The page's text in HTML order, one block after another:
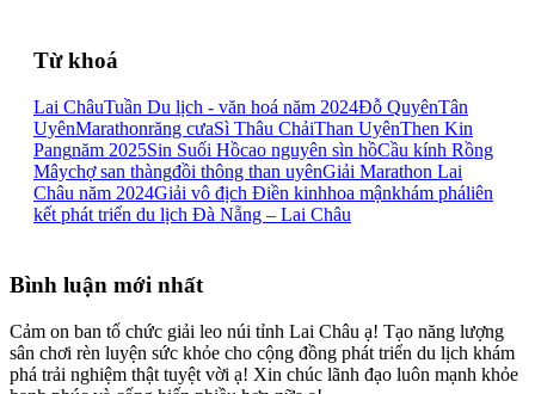
Từ khoá
Lai ChâuTuần Du lịch - văn hoá năm 2024Đỗ QuyênTân
UyênMarathonrăng cưaSì Thâu ChảiThan UyênThen Kin
Pangnăm 2025Sin Suối Hồcao nguyên sìn hồCầu kính Rồng
Mâychợ san thàngđồi thông than uyênGiải Marathon Lai
Châu năm 2024Giải vô địch Điền kinhhoa mậnkhám pháliên
kết phát triển du lịch Đà Nẵng – Lai Châu
Bình luận mới nhất
Cảm on ban tổ chức giải leo núi tỉnh Lai Châu ạ! Tạo năng lượng
sân chơi rèn luyện sức khỏe cho cộng đồng phát triển du lịch khám
phá trải nghiệm thật tuyệt vời ạ! Xin chúc lãnh đạo luôn mạnh khỏe